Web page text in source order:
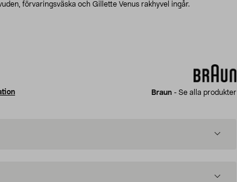
förvaringsväska och Gillette Venus rakhyvel ingår.
Braun - Se alla produkter